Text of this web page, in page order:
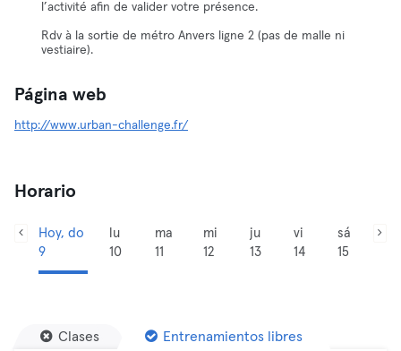
l’activité afin de valider votre présence.
Rdv à la sortie de métro Anvers ligne 2 (pas de malle ni
vestiaire).
Página web
http://www.urban-challenge.fr/
Horario
Hoy, do
9
lu
10
ma
11
mi
12
ju
13
vi
14
sá
15
Clases Entrenamientos libres